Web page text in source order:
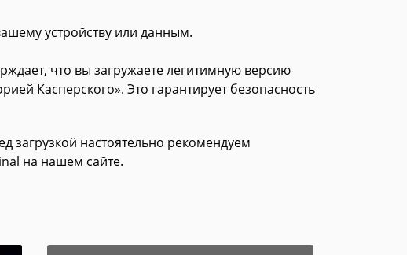
устройству или данным.
что вы загружаете легитимную версию
Касперского». Это гарантирует безопасность
загрузкой настоятельно рекомендуем
на нашем сайте.